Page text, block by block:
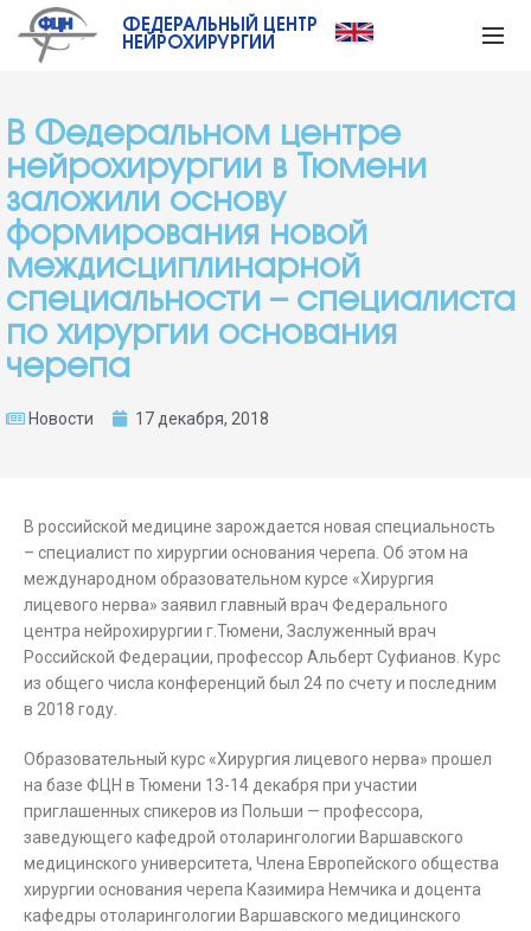
ФЕДЕРАЛЬНЫЙ ЦЕНТР
НЕЙРОХИРУРГИИ
В Федеральном центре
нейрохирургии в Тюмени
заложили основу
формирования новой
междисциплинарной
специальности – специалиста
по хирургии основания
черепа
Новости 17 декабря, 2018
В российской медицине зарождается новая специальность
– специалист по хирургии основания черепа. Об этом на
международном образовательном курсе «Хирургия
лицевого нерва» заявил главный врач Федерального
центра нейрохирургии г.Тюмени, Заслуженный врач
Российской Федерации, профессор Альберт Суфианов. Курс
из общего числа конференций был 24 по счету и последним
в 2018 году.
Образовательный курс «Хирургия лицевого нерва» прошел
на базе ФЦН в Тюмени 13-14 декабря при участии
приглашенных спикеров из Польши — профессора,
заведующего кафедрой отоларингологии Варшавского
медицинского университета, Члена Европейского общества
хирургии основания черепа Казимира Немчика и доцента
кафедры отоларингологии Варшавского медицинского